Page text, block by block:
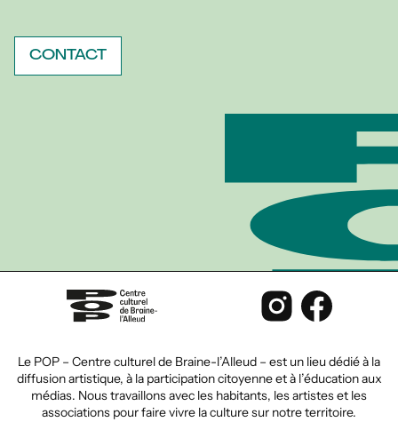
CONTACT
Le POP – Centre culturel de Braine-l’Alleud – est un lieu dédié à la
diffusion artistique, à la participation citoyenne et à l’éducation aux
médias. Nous travaillons avec les habitants, les artistes et les
associations pour faire vivre la culture sur notre territoire.